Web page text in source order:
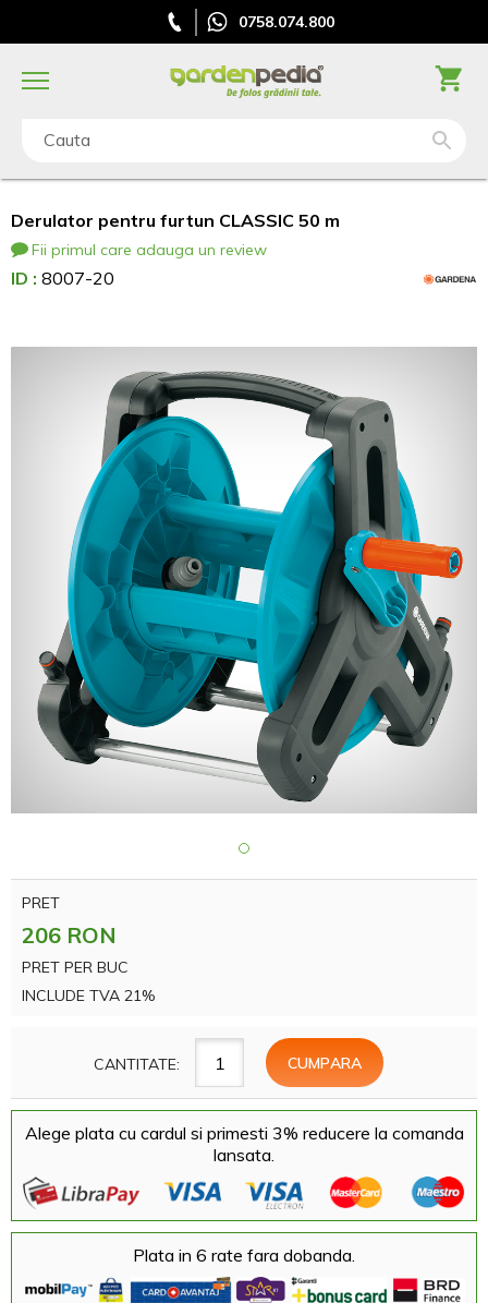
0758.074.800
Cauta
Derulator pentru furtun CLASSIC 50 m
Fii primul care adauga un review
ID : 8007-20
PRET
206 RON
PRET PER BUC
INCLUDE TVA 21%
CANTITATE:
Alege plata cu cardul si primesti 3% reducere la comanda
lansata.
Plata in 6 rate fara dobanda.